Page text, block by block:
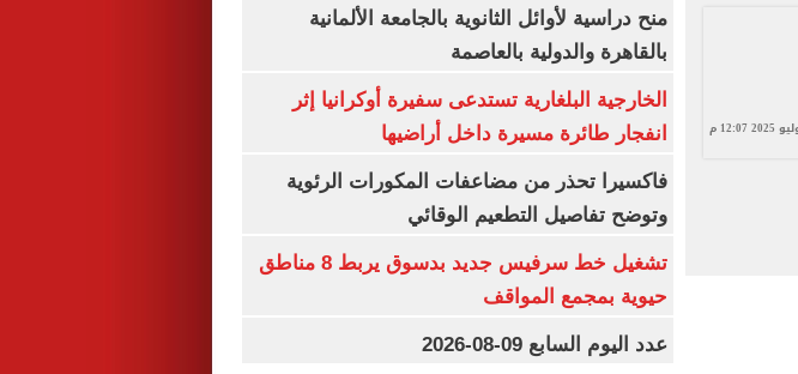
منح دراسية لأوائل الثانوية بالجامعة الألمانية
بالقاهرة والدولية بالعاصمة
الخارجية البلغارية تستدعى سفيرة أوكرانيا إثر
انفجار طائرة مسيرة داخل أراضيها
فاكسيرا تحذر من مضاعفات المكورات الرئوية
وتوضح تفاصيل التطعيم الوقائي
تشغيل خط سرفيس جديد بدسوق يربط 8 مناطق
حيوية بمجمع المواقف
عدد اليوم السابع 09-08-2026